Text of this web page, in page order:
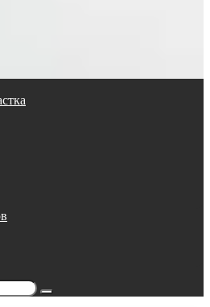
Поиск...